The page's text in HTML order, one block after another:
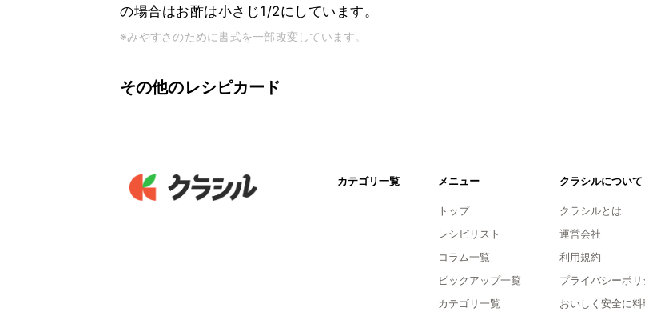
の場合はお酢は小さじ1/2にしています。
※みやすさのために書式を一部改変しています。
その他のレシピカード
カテゴリ一覧 メニュー
トップ
レシピリスト
コラム一覧
ピックアップ一覧
カテゴリ一覧
クラシルについて
クラシルとは
運営会社
利用規約
プライバシーポリ
おいしく安全に